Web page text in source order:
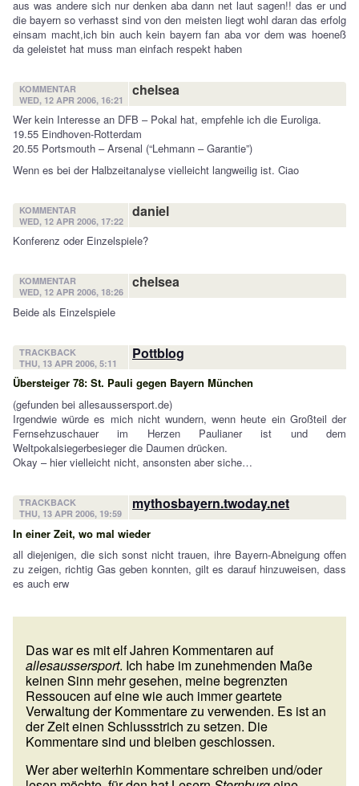
aus was andere sich nur denken aba dann net laut sagen!! das er und
die bayern so verhasst sind von den meisten liegt wohl daran das erfolg
einsam macht,ich bin auch kein bayern fan aba vor dem was hoeneß
da geleistet hat muss man einfach respekt haben
KOMMENTAR
WED, 12 APR 2006, 16:21
chelsea
Wer kein Interesse an DFB – Pokal hat, empfehle ich die Euroliga.
19.55 Eindhoven-Rotterdam
20.55 Portsmouth – Arsenal (“Lehmann – Garantie”)
Wenn es bei der Halbzeitanalyse vielleicht langweilig ist. Ciao
KOMMENTAR
WED, 12 APR 2006, 17:22
daniel
Konferenz oder Einzelspiele?
KOMMENTAR
WED, 12 APR 2006, 18:26
chelsea
Beide als Einzelspiele
TRACKBACK
THU, 13 APR 2006, 5:11
Pottblog
Übersteiger 78: St. Pauli gegen Bayern München
(gefunden bei allesaussersport.de)
Irgendwie würde es mich nicht wundern, wenn heute ein Großteil der
Fernsehzuschauer im Herzen Paulianer ist und dem
Weltpokalsiegerbesieger die Daumen drücken.
Okay – hier vielleicht nicht, ansonsten aber siche…
TRACKBACK
THU, 13 APR 2006, 19:59
mythosbayern.twoday.net
In einer Zeit, wo mal wieder
all diejenigen, die sich sonst nicht trauen, ihre Bayern-Abneigung offen
zu zeigen, richtig Gas geben konnten, gilt es darauf hinzuweisen, dass
es auch erw
Das war es mit elf Jahren Kommentaren auf
allesaussersport. Ich habe im zunehmenden Maße
keinen Sinn mehr gesehen, meine begrenzten
Ressoucen auf eine wie auch immer geartete
Verwaltung der Kommentare zu verwenden. Es ist an
der Zeit einen Schlussstrich zu setzen. Die
Kommentare sind und bleiben geschlossen.
Wer aber weiterhin Kommentare schreiben und/oder